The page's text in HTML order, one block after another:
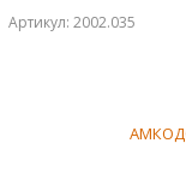
Артикул: 2002.035